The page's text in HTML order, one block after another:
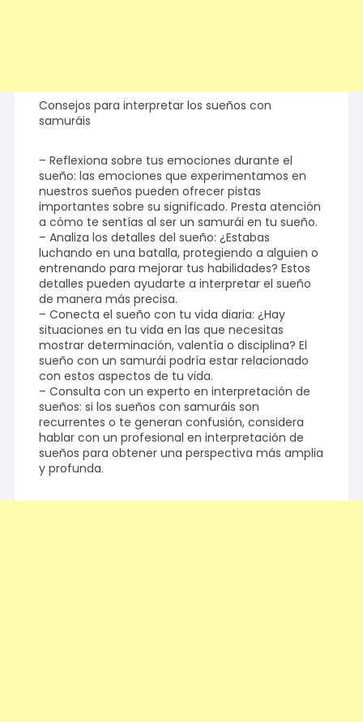
Consejos para interpretar los sueños con
samuráis
– Reflexiona sobre tus emociones durante el
sueño: las emociones que experimentamos en
nuestros sueños pueden ofrecer pistas
importantes sobre su significado. Presta atención
a cómo te sentías al ser un samurái en tu sueño.
– Analiza los detalles del sueño: ¿Estabas
luchando en una batalla, protegiendo a alguien o
entrenando para mejorar tus habilidades? Estos
detalles pueden ayudarte a interpretar el sueño
de manera más precisa.
– Conecta el sueño con tu vida diaria: ¿Hay
situaciones en tu vida en las que necesitas
mostrar determinación, valentía o disciplina? El
sueño con un samurái podría estar relacionado
con estos aspectos de tu vida.
– Consulta con un experto en interpretación de
sueños: si los sueños con samuráis son
recurrentes o te generan confusión, considera
hablar con un profesional en interpretación de
sueños para obtener una perspectiva más amplia
y profunda.